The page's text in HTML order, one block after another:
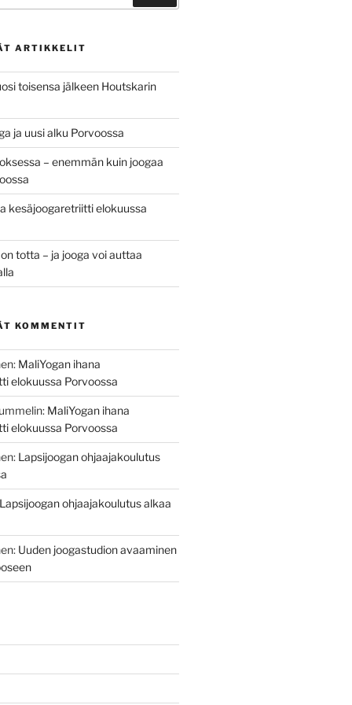
ARTIKKELIT
toisensa jälkeen Houtskarin
ja uusi alku Porvoossa
– enemmän kuin joogaa
kesäjoogaretriitti elokuussa
totta – ja jooga voi auttaa
KOMMENTIT
: MaliYogan ihana
elokuussa Porvoossa
: MaliYogan ihana
elokuussa Porvoossa
: Lapsijoogan ohjaajakoulutus
Lapsijoogan ohjaajakoulutus alkaa
: Uuden joogastudion avaaminen